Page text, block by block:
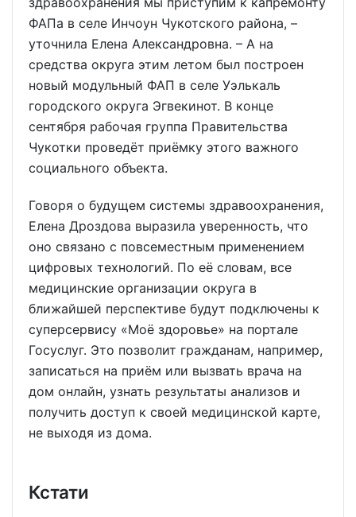
ФАПа в селе Инчоун Чукотского района, –
уточнила Елена Александровна. – А на
средства округа этим летом был построен
новый модульный ФАП в селе Уэлькаль
городского округа Эгвекинот. В конце
сентября рабочая группа Правительства
Чукотки проведёт приёмку этого важного
социального объекта.
Говоря о будущем системы здравоохранения,
Елена Дроздова выразила уверенность, что
оно связано с повсеместным применением
цифровых технологий. По её словам, все
медицинские организации округа в
ближайшей перспективе будут подключены к
суперсервису «Моё здоровье» на портале
Госуслуг. Это позволит гражданам, например,
записаться на приём или вызвать врача на
дом онлайн, узнать результаты анализов и
получить доступ к своей медицинской карте,
не выходя из дома.
Кстати